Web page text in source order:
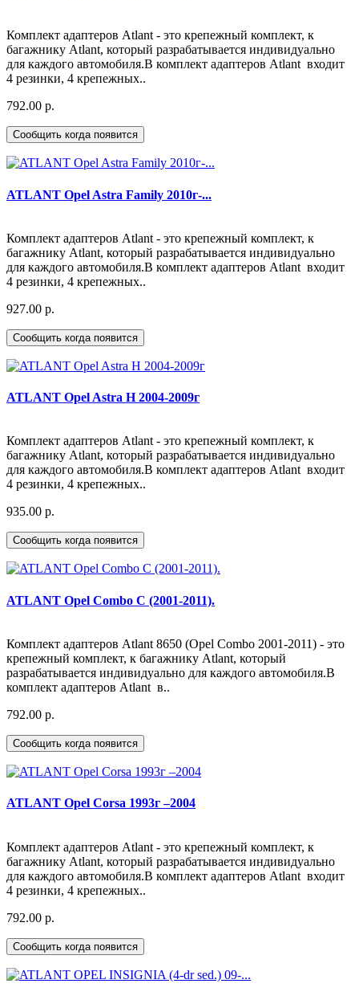
Комплект адаптеров Atlant - это крепежный комплект, к
багажнику Atlant, который разрабатывается индивидуально
для каждого автомобиля.В комплект адаптеров Atlant входит
4 резинки, 4 крепежных..
792.00 р.
Сообщить когда появится
ATLANT Opel Astra Family 2010г-...
Комплект адаптеров Atlant - это крепежный комплект, к
багажнику Atlant, который разрабатывается индивидуально
для каждого автомобиля.В комплект адаптеров Atlant входит
4 резинки, 4 крепежных..
927.00 р.
Сообщить когда появится
ATLANT Opel Astra H 2004-2009г
Комплект адаптеров Atlant - это крепежный комплект, к
багажнику Atlant, который разрабатывается индивидуально
для каждого автомобиля.В комплект адаптеров Atlant входит
4 резинки, 4 крепежных..
935.00 р.
Сообщить когда появится
ATLANT Opel Combo C (2001-2011).
Комплект адаптеров Atlant 8650 (Opel Combo 2001-2011) - это
крепежный комплект, к багажнику Atlant, который
разрабатывается индивидуально для каждого автомобиля.В
комплект адаптеров Atlant в..
792.00 р.
Сообщить когда появится
ATLANT Opel Corsa 1993г –2004
Комплект адаптеров Atlant - это крепежный комплект, к
багажнику Atlant, который разрабатывается индивидуально
для каждого автомобиля.В комплект адаптеров Atlant входит
4 резинки, 4 крепежных..
792.00 р.
Сообщить когда появится